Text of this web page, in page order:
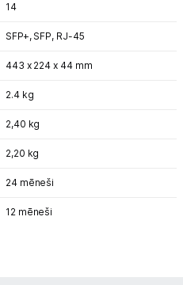
14
SFP+, SFP, RJ-45
443 x 224 x 44 mm
2.4 kg
2,40 kg
2,20 kg
24 mēneši
12 mēneši